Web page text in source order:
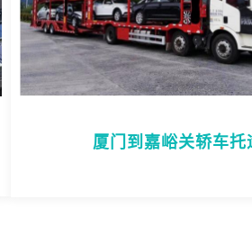
厦门到嘉峪关轿车托